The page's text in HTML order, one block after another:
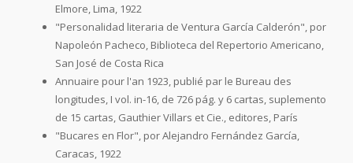
Elmore, Lima, 1922
"Personalidad literaria de Ventura García Calderón", por
Napoleón Pacheco, Biblioteca del Repertorio Americano,
San José de Costa Rica
Annuaire pour l'an 1923, publié par le Bureau des
longitudes, I vol. in-16, de 726 pág. y 6 cartas, suplemento
de 15 cartas, Gauthier Villars et Cie., editores, París
"Bucares en Flor", por Alejandro Fernández García,
Caracas, 1922